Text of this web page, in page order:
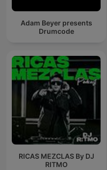
Adam Beyer presents
Drumcode
RICAS MEZCLAS By DJ
RITMO